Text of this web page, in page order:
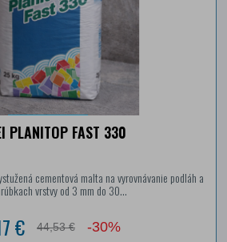
PLANITOP FAST 330
cementová malta na vyrovnávanie podláh a
vrstvy od 3 mm do 30...
€ 44,53 € -30%